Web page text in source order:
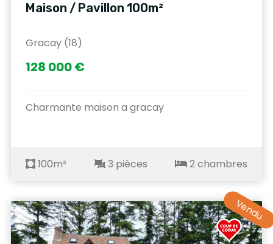
Maison / Pavillon 100m²
Gracay (18)
128 000 €
Charmante maison a gracay
100m² 3 pièces 2 chambres
Vendu